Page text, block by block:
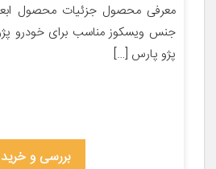
پژو پارس […]
بررسی و خرید